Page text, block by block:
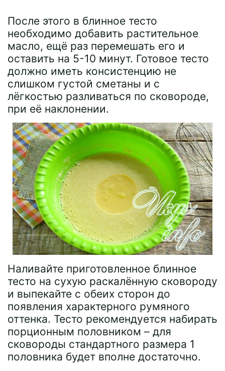
После этого в блинное тесто
необходимо добавить растительное
масло, ещё раз перемешать его и
оставить на 5-10 минут. Готовое тесто
должно иметь консистенцию не
слишком густой сметаны и с
лёгкостью разливаться по сковороде,
при её наклонении.
Наливайте приготовленное блинное
тесто на сухую раскалённую сковороду
и выпекайте с обеих сторон до
появления характерного румяного
оттенка. Тесто рекомендуется набирать
порционным половником – для
сковороды стандартного размера 1
половника будет вполне достаточно.